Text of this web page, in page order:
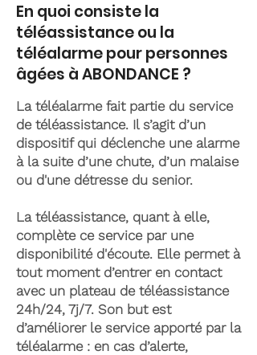
En quoi consiste la
téléassistance ou la
téléalarme pour personnes
âgées à ABONDANCE ?
La téléalarme fait partie du service
de téléassistance. Il s’agit d’un
dispositif qui déclenche une alarme
à la suite d’une chute, d’un malaise
ou d'une détresse du senior.
La téléassistance, quant à elle,
complète ce service par une
disponibilité d'écoute. Elle permet à
tout moment d’entrer en contact
avec un plateau de téléassistance
24h/24, 7j/7. Son but est
d’améliorer le service apporté par la
téléalarme : en cas d’alerte,